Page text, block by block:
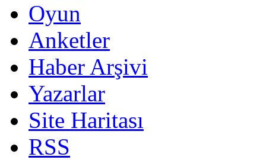
Oyun
Anketler
Haber Arşivi
Yazarlar
Site Haritası
RSS